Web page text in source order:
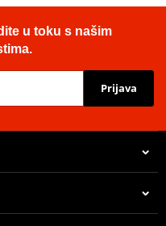
u toku s našim
Prijava